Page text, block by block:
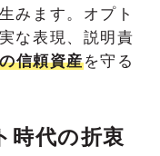
みます。オプト
な表現、説明責
信頼資産を守る
時代の折衷